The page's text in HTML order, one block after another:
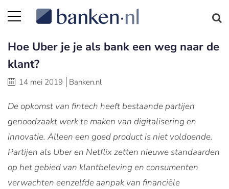
Hoe Uber je je als bank een weg naar de
klant?
14 mei 2019 Banken.nl
De opkomst van fintech heeft bestaande partijen
genoodzaakt werk te maken van digitalisering en
innovatie. Alleen een goed product is niet voldoende.
Partijen als Uber en Netflix zetten nieuwe standaarden
op het gebied van klantbeleving en consumenten
verwachten eenzelfde aanpak van financiële